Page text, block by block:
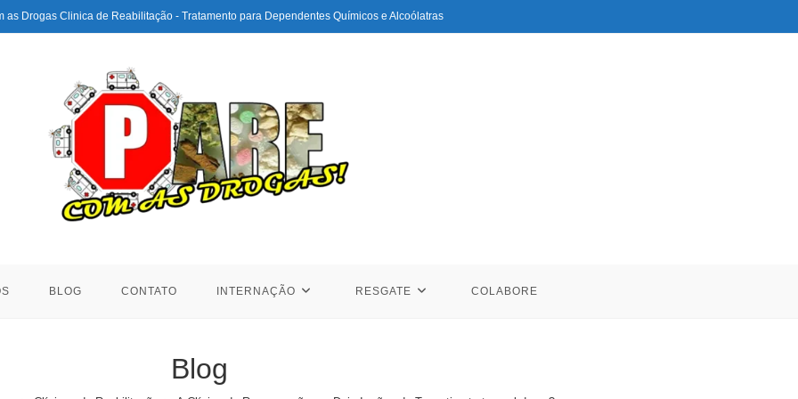
as Drogas Clinica de Reabilitação - Tratamento para Dependentes Químicos e Alcoólatras
BLOG CONTATO INTERNAÇÃO RESGATE COLABORE
Blog